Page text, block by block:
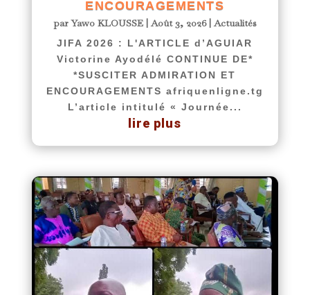
ENCOURAGEMENTS
parYawo KLOUSSE|Août 3, 2026|Actualités
JIFA 2026 : L'ARTICLE d’AGUIAR
Victorine Ayodélé CONTINUE DE*
*SUSCITER ADMIRATION ET
ENCOURAGEMENTS afriquenligne.tg
L’article intitulé « Journée...
lire plus